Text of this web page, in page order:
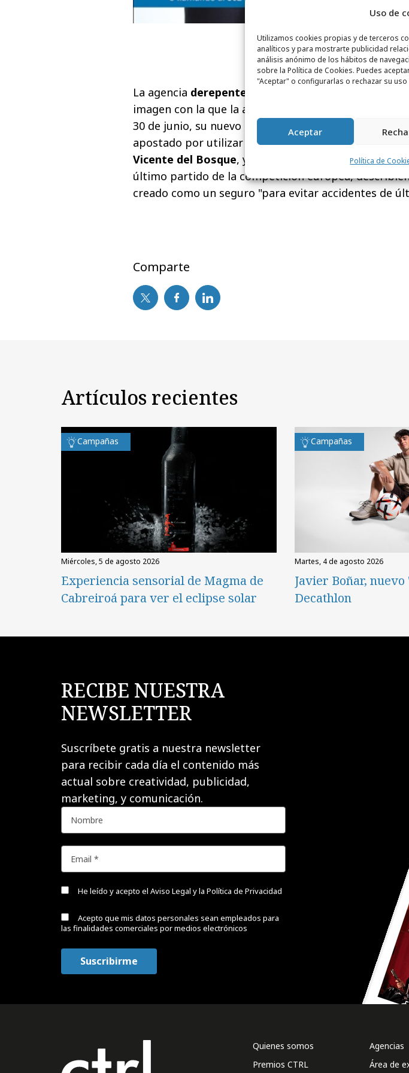
Uso de
Utilizamos cookies propias y de terceros
analíticos y para mostrarte publicidad
análisis anónimo de los hábitos de
sobre la Política de Cookies. Puedes
"Aceptar" o configurarlas o rechazar su
Aceptar
Política de
La agencia derepente Madrid
imagen con la que la aseguradora Pelayo ofrece,
30 de junio, su nuevo producto
"Póliza Siente la Final"
apostado por utilizar la imagen de nuestro
Vicente del Bosque, y ha vinculado
el concepto de
último partido de la competición europea,
creado como un seguro "para evitar accidentes de
Comparte
Artículos recientes
Campañas
miércoles, 5 de agosto 2026
Experiencia sensorial de Magma de
Cabreiroá para ver el eclipse solar
Campañas
martes, 4 de agosto 2026
Javier Boñar,
Decathlon
RECIBE NUESTRA
NEWSLETTER
Suscríbete gratis a nuestra newsletter
para recibir cada día el contenido más
actual sobre creatividad, publicidad,
marketing, y comunicación.
He leído y acepto el Aviso Legal y la Política de Privacidad
Acepto que mis datos personales sean empleados para
las finalidades comerciales por medios electrónicos
Quienes somos
Premios CTRL
Agencias
Área de